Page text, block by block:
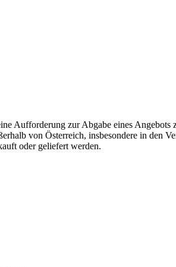
Aufforderung zur Abgabe eines
von Österreich, insbesondere in den
oder geliefert werden.